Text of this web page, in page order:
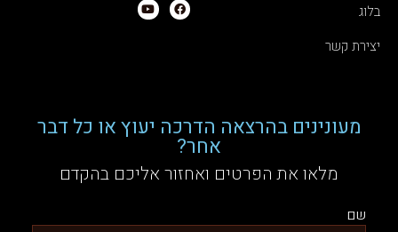
בלוג
יצירת קשר
מעונינים בהרצאה הדרכה יעוץ או כל דבר
אחר?
מלאו את הפרטים ואחזור אליכם בהקדם
שם